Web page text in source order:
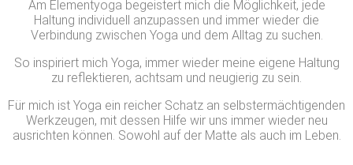
Am Elementyoga begeistert mich die Möglichkeit, jede
Haltung individuell anzupassen und immer wieder die
Verbindung zwischen Yoga und dem Alltag zu suchen.
So inspiriert mich Yoga, immer wieder meine eigene Haltung
zu reflektieren, achtsam und neugierig zu sein.
Für mich ist Yoga ein reicher Schatz an selbstermächtigenden
Werkzeugen, mit dessen Hilfe wir uns immer wieder neu
ausrichten können. Sowohl auf der Matte als auch im Leben.